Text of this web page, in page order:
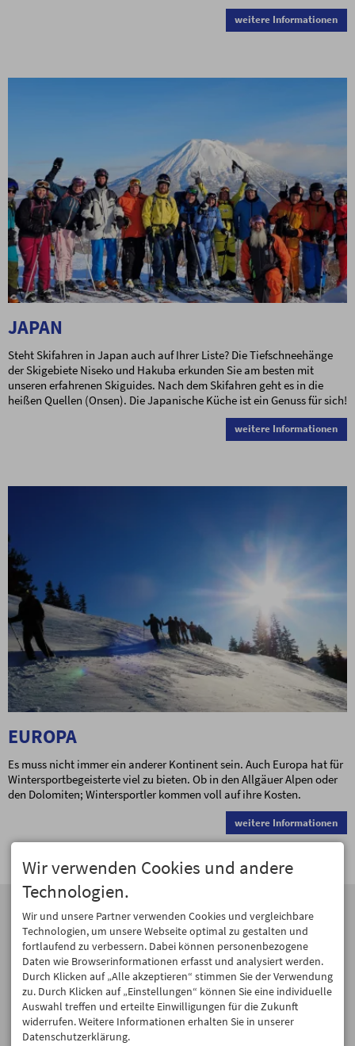
weitere Informationen
JAPAN
Steht Skifahren in Japan auch auf Ihrer Liste? Die Tiefschneehänge
der Skigebiete Niseko und Hakuba erkunden Sie am besten mit
unseren erfahrenen Skiguides. Nach dem Skifahren geht es in die
heißen Quellen (Onsen). Die Japanische Küche ist ein Genuss für sich!
weitere Informationen
EUROPA
Es muss nicht immer ein anderer Kontinent sein. Auch Europa hat für
Wintersportbegeisterte viel zu bieten. Ob in den Allgäuer Alpen oder
den Dolomiten; Wintersportler kommen voll auf ihre Kosten.
weitere Informationen
Hagen Alpin Tours
Dorfbrunnenstraße 7
87466 Oy-Mittelberg
Tel. +49 8366 988893
Fax +49 8366 988894
hagen@pulver-schnee.de
GEÖFFNET
Mo - Fr ... 09:00 - 17:00
Sa & So ... geschlossen
SOCIAL MEDIA
Facebook
Wir verwenden Cookies und andere
Technologien.
Wir und unsere Partner verwenden Cookies und vergleichbare
Technologien, um unsere Webseite optimal zu gestalten und
fortlaufend zu verbessern. Dabei können personenbezogene
Daten wie Browserinformationen erfasst und analysiert werden.
Durch Klicken auf „Alle akzeptieren“ stimmen Sie der Verwendung
zu. Durch Klicken auf „Einstellungen“ können Sie eine individuelle
Auswahl treffen und erteilte Einwilligungen für die Zukunft
widerrufen. Weitere Informationen erhalten Sie in unserer
Datenschutzerklärung.